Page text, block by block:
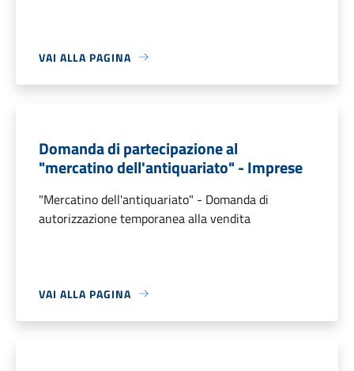
VAI ALLA PAGINA
Domanda di partecipazione al
"mercatino dell'antiquariato" - Imprese
"Mercatino dell'antiquariato" - Domanda di
autorizzazione temporanea alla vendita
VAI ALLA PAGINA